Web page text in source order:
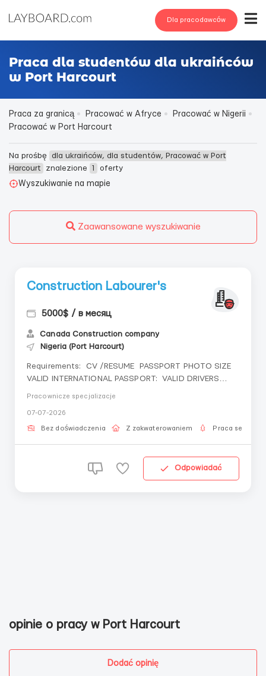
Dla pracodawców
Praca dla studentów dla ukraińców
w Port Harcourt
Praca za granicą Pracować w Afryce
Pracować w Nigerii
Pracować w Port Harcourt
Na prośbę dla ukraińców, dla studentów, Pracować w Port
Harcourt
znalezione 1
oferty
Wyszukiwanie na mapie
Zaawansowane wyszukiwanie
Construction Labourer's
5000$ / в месяц
Canada Construction company
Nigeria (Port Harcourt)
Requirements: CV /RESUME PASSPORT PHOTO SIZE
VALID INTERNATIONAL PASSPORT: VALID DRIVERS
work per day from Monday...
Pracownicze specjalizacje
07-07-2026
Bez doświadczenia Z zakwaterowaniem Praca
Odpowiadać
opinie o pracy w Port Harcourt
Dodać opinię